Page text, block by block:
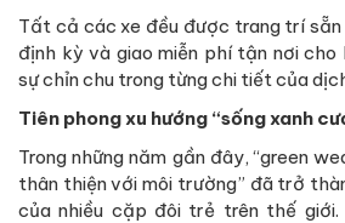
Tất cả các xe đều được trang trí sẵn
định kỳ và giao miễn phí tận nơi cho
sự chỉn chu trong từng chi tiết của
Tiên phong xu hướng “sống xanh
Trong những năm gần đây, “green
thân thiện với môi trường” đã trở
của nhiều cặp đôi trẻ trên thế giới.